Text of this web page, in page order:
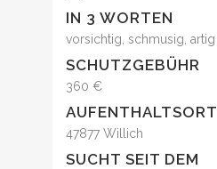
IN 3 WORTEN
vorsichtig, schmusig, artig
SCHUTZGEBÜHR
360 €
AUFENTHALTSORT
47877 Willich
SUCHT SEIT DEM